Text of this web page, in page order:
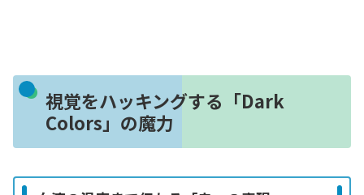
視覚をハッキングする「Dark
Colors」の魔力